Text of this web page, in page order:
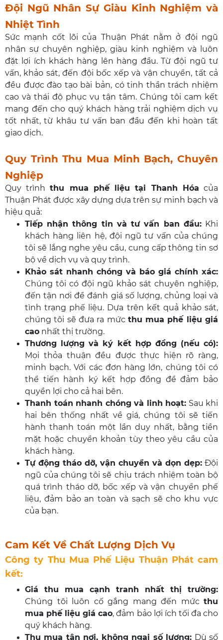
Đội Ngũ Nhân Sự Giàu Kinh Nghiệm và
Nhiệt Tình
Sức mạnh cốt lõi của Thuận Phát nằm ở đội ngũ
nhân sự chuyên nghiệp, giàu kinh nghiệm và luôn
đặt lợi ích khách hàng lên hàng đầu. Từ đội ngũ tư
vấn, khảo sát, đến đội bốc xếp và vận chuyển, tất cả
đều được đào tạo bài bản, có tinh thần trách nhiệm
cao và thái độ phục vụ tận tâm. Chúng tôi cam kết
mang đến cho quý khách hàng trải nghiệm dịch vụ
tốt nhất, từ khâu tư vấn ban đầu đến khi hoàn tất
giao dịch.
Quy Trình Thu Mua Minh Bạch, Chuyên
Nghiệp
Quy trìnhthu mua phế liệu tại Thanh Hóa của
Thuận Phát được xây dựng dựa trên sự minh bạch và
hiệu quả:
Tiếp nhận thông tin và tư vấn ban đầu:Khi
khách hàng liên hệ, đội ngũ tư vấn của chúng
tôi sẽ lắng nghe yêu cầu, cung cấp thông tin sơ
bộ về dịch vụ và quy trình.
Khảo sát nhanh chóng và báo giá chính xác:
Chúng tôi có đội ngũ khảo sát chuyên nghiệp,
đến tận nơi để đánh giá số lượng, chủng loại và
tình trạng phế liệu. Dựa trên kết quả khảo sát,
chúng tôi sẽ đưa ra mức thu mua phế liệu giá
cao nhất thị trường.
Thương lượng và ký kết hợp đồng (nếu có):
Mọi thỏa thuận đều được thực hiện rõ ràng,
minh bạch. Với các đơn hàng lớn, chúng tôi có
thể tiến hành ký kết hợp đồng để đảm bảo
quyền lợi cho cả hai bên.
Thanh toán nhanh chóng và linh hoạt: Sau khi
hai bên thống nhất về giá, chúng tôi sẽ tiến
hành thanh toán một lần duy nhất, bằng tiền
mặt hoặc chuyển khoản tùy theo yêu cầu của
khách hàng.
Tự động tháo dỡ, vận chuyển và dọn dẹp: Đội
ngũ của chúng tôi sẽ chịu trách nhiệm toàn bộ
quá trình tháo dỡ, bốc xếp và vận chuyển phế
liệu, đảm bảo an toàn và sạch sẽ cho khu vực
của bạn.
Cam Kết Về Chất Lượng Dịch Vụ
Công ty Thu Mua Phế Liệu Thuận Phát cam
kết:
Giá thu mua cạnh tranh nhất thị trường:
Chúng tôi luôn cố gắng mang đến mức thu
mua phế liệu giá cao, đảm bảo lợi ích tối đa cho
quý khách hàng.
Thu mua tận nơi, không ngại số lượng: Dù số